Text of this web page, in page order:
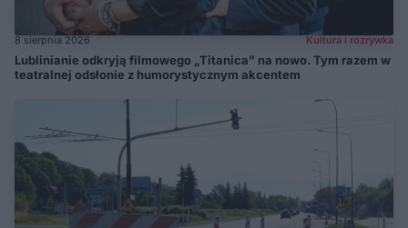
8 sierpnia 2026 Kultura i rozrywka
Lublinianie odkryją filmowego „Titanica” na nowo. Tym razem w
teatralnej odsłonie z humorystycznym akcentem